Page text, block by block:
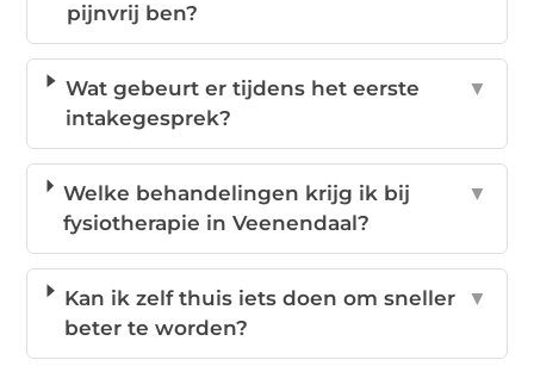
pijnvrij ben?
Wat gebeurt er tijdens het eerste
intakegesprek?
▼
Welke behandelingen krijg ik bij
fysiotherapie in Veenendaal?
▼
Kan ik zelf thuis iets doen om sneller
beter te worden?
▼